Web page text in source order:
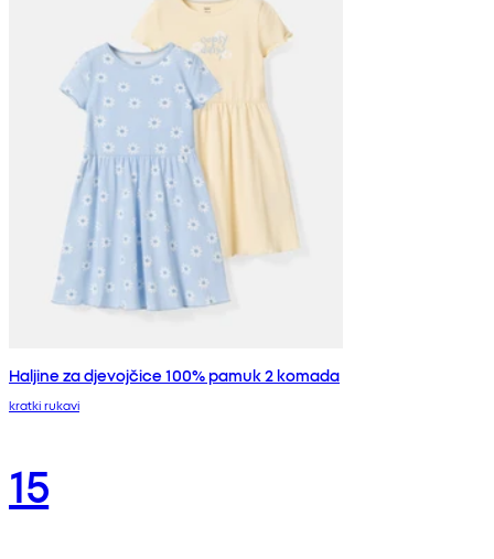
Haljine za djevojčice 100% pamuk 2 komada
kratki rukavi
15